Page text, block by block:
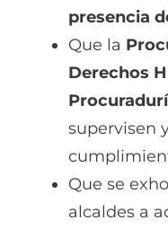
presencia
Que la
Derechos
supervisen
Que se
alcaldes a